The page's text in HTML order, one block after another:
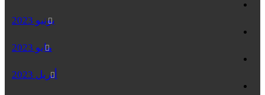
يونيو 2023
مايو 2023
أبريل 2023